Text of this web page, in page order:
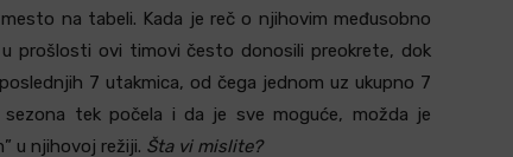
na tabeli. Kada je reč o njihovim međusobno
prošlosti ovi timovi često donosili preokrete, dok
7 utakmica, od čega jednom uz ukupno 7
tek počela i da je sve moguće, možda je
u njihovoj režiji. Šta vi mislite?